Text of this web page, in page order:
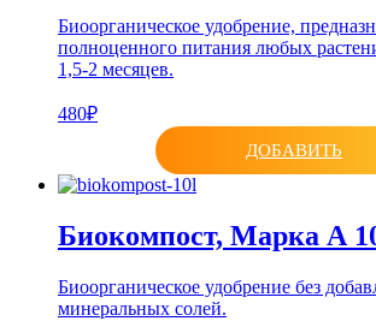
Биоорганическое удобрение,
полноценного питания любых
1,5-2 месяцев.
480₽
ДОБАВИТЬ
Биокомпост, Марка А
Биоорганическое удобрение без
минеральных солей.